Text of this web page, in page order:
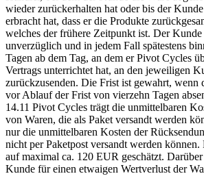
wieder zurückerhalten hat oder bis der
erbracht hat, dass er die Produkte
welches der frühere Zeitpunkt ist. Der Kunde
unverzüglich und in jedem Fall spätestens
Tagen ab dem Tag, an dem er Pivot Cycles
Vertrags unterrichtet hat, an den jeweiligen
zurückzusenden. Die Frist ist gewahrt, wenn
vor Ablauf der Frist von vierzehn Tagen
14.11 Pivot Cycles trägt die unmittelbaren
von Waren, die als Paket versandt werden
nur die unmittelbaren Kosten der
nicht per Paketpost versandt werden
auf maximal ca. 120 EUR geschätzt.
Kunde für einen etwaigen Wertverlust der